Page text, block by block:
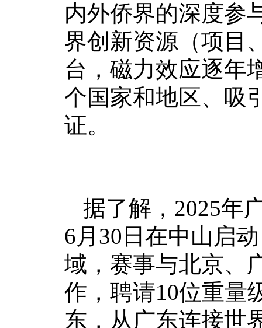
内外侨界的深度参
界创新资源（项目
台，磁力效应逐年
个国家和地区、吸
证。
据了解，2025年
6月30日在中山启
域，赛事与北京、
作，聘请10位重量
东，从广东连接世